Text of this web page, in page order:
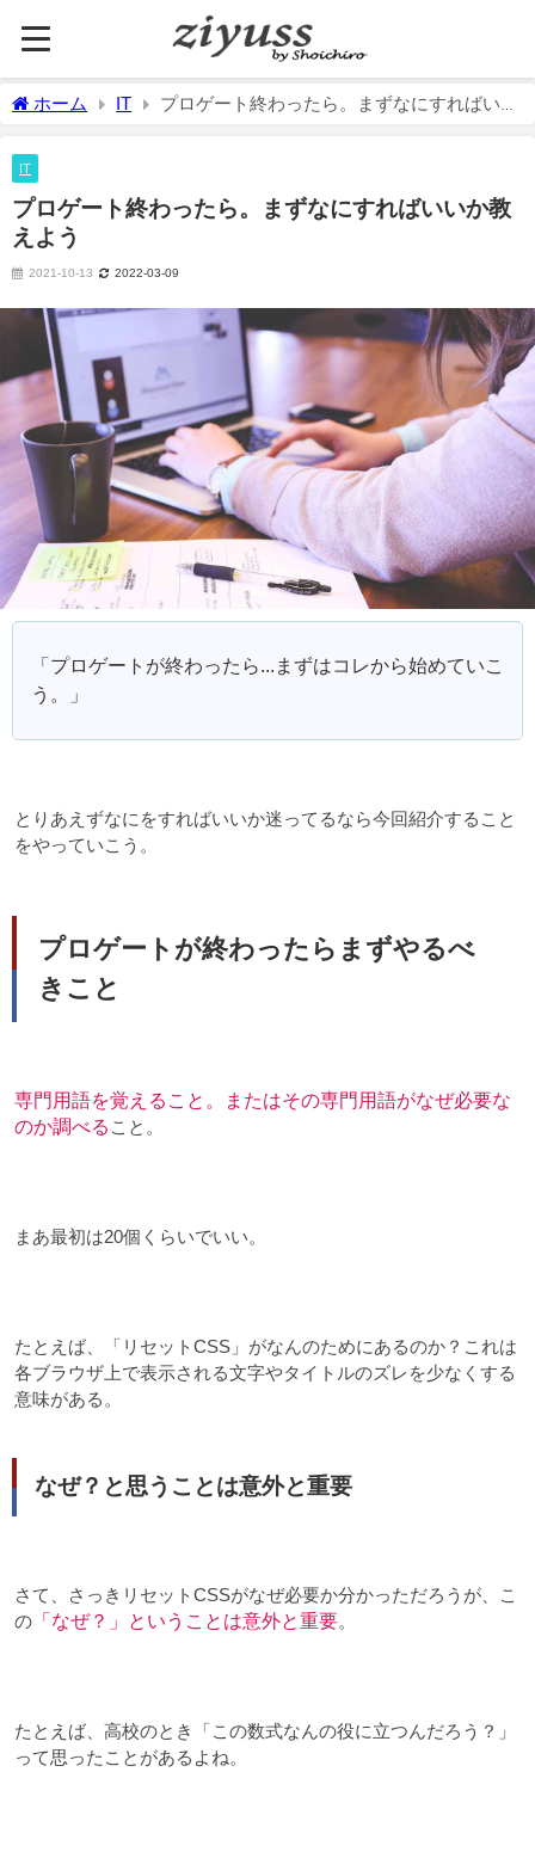
ホーム IT
プロゲート終わったら。まずなにすればいい
IT
プロゲート終わったら。まずなにすればいいか教
えよう
2021-10-13 2022-03-09
「プロゲートが終わったら...まずはコレから始めていこ
う。」
とりあえずなにをすればいいか迷ってるなら今回紹介すること
をやっていこう。
プロゲートが終わったらまずやるべ
きこと
専門用語を覚えること。またはその専門用語がなぜ必要な
のか調べる こと。
まあ最初は20個くらいでいい。
たとえば、「リセットCSS」がなんのためにあるのか？これは
各ブラウザ上で表示される文字やタイトルのズレを少なくする
意味がある。
なぜ？と思うことは意外と重要
さて、さっきリセットCSSがなぜ必要か分かっただろうが、こ
の 「なぜ？」ということは意外と重要。
たとえば、高校のとき「この数式なんの役に立つんだろう？」
って思ったことがあるよね。